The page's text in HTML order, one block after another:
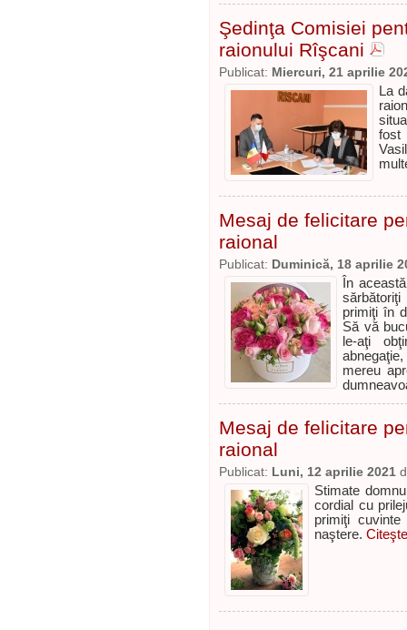
Şedinţa Comisiei
raionului Rîşcani
Publicat: Miercuri, 21 aprilie
La
fost
Mesaj de felicitare
raional
Publicat: Duminică, 18 aprilie
În
primiţi în
Să vă
le-aţi
mereu
Mesaj de felicitare
raional
Publicat: Luni, 12 aprilie 2021
Stimate
cordial cu
primiţi
naştere.